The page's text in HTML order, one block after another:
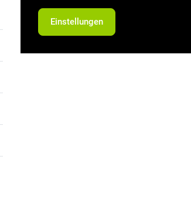
Einstellungen